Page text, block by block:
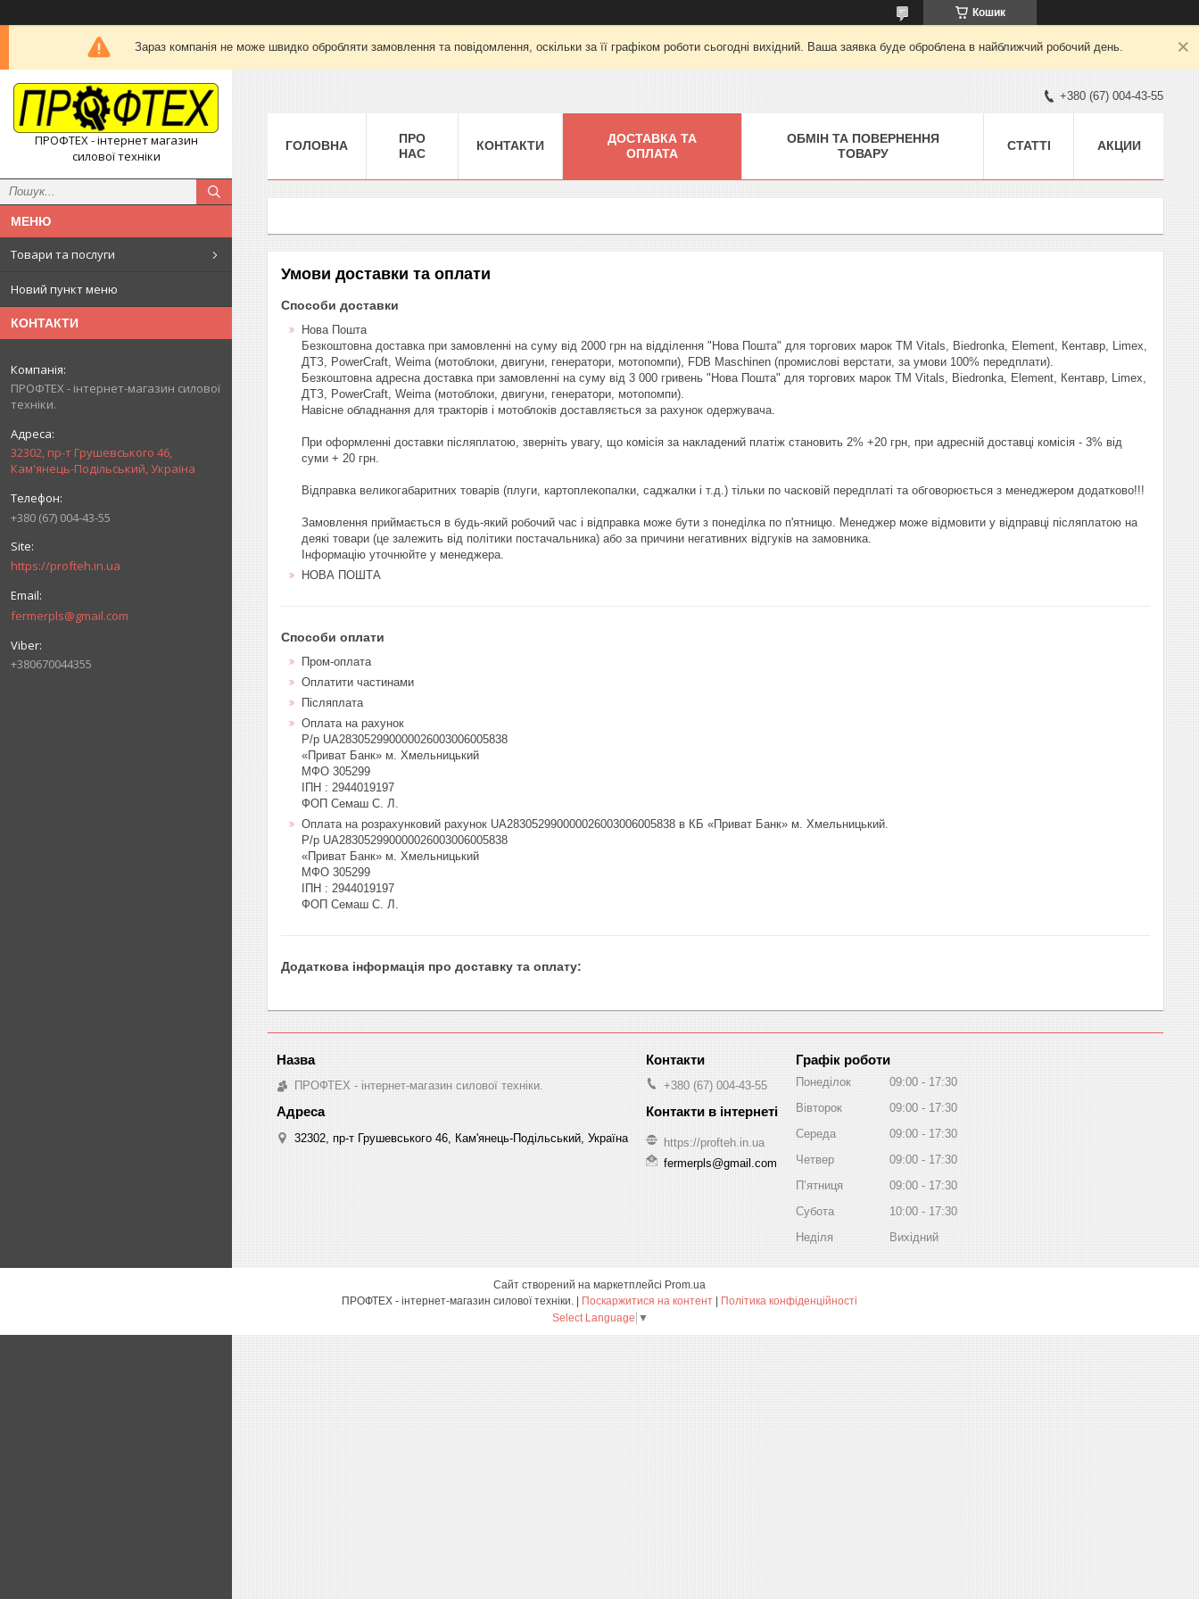
Кошик
Зараз компанія не може швидко обробляти замовлення та повідомлення, оскільки за її графіком роботи сьогодні вихідний. Ваша заявка буде оброблена в найближчий робочий день.
ПРОФТЕХ - інтернет магазин
силової техніки
Товари та послуги
Новий пункт меню
КОНТАКТИ
ПРОФТЕХ - інтернет-магазин силової
техніки.
32302, пр-т Грушевського 46,
Кам'янець-Подільський, Україна
+380 (67) 004-43-55
https://profteh.in.ua
fermerpls@gmail.com
+380670044355
+380 (67) 004-43-55
ГОЛОВНА
ПРО
НАС
КОНТАКТИ
ДОСТАВКА ТА
ОПЛАТА
ОБМІН ТА ПОВЕРНЕННЯ
ТОВАРУ
СТАТТІ АКЦИИ
Умови доставки та оплати
Способи доставки
Нова Пошта
Безкоштовна доставка при замовленні на суму від 2000 грн на відділення "Нова Пошта" для торгових марок ТМ Vitals, Biedronka, Element, Кентавр, Limex,
ДТЗ, PowerCraft, Weima (мотоблоки, двигуни, генератори, мотопомпи), FDB Maschinen (промислові верстати, за умови 100% передплати).
Безкоштовна адресна доставка при замовленні на суму від 3 000 гривень "Нова Пошта" для торгових марок ТМ Vitals, Biedronka, Element, Кентавр, Limex,
ДТЗ, PowerCraft, Weima (мотоблоки, двигуни, генератори, мотопомпи).
Навісне обладнання для тракторів і мотоблоків доставляється за рахунок одержувача.
При оформленні доставки післяплатою, зверніть увагу, що комісія за накладений платіж становить 2% +20 грн, при адресній доставці комісія - 3% від
суми + 20 грн.
Відправка великогабаритних товарів (плуги, картоплекопалки, саджалки і т.д.) тільки по часковій передплаті та обговорюється з менеджером додатково!!!
Замовлення приймається в будь-який робочий час і відправка може бути з понеділка по п'ятницю. Менеджер може відмовити у відправці післяплатою на
деякі товари (це залежить від політики постачальника) або за причини негативних відгуків на замовника.
Інформацію уточнюйте у менеджера.
НОВА ПОШТА
Способи оплати
Пром-оплата
Оплатити частинами
Післяплата
Оплата на рахунок
Р/р UA283052990000026003006005838
«Приват Банк» м. Хмельницький
МФО 305299
ІПН : 2944019197
ФОП Семаш С. Л.
Оплата на розрахунковий рахунок UA283052990000026003006005838 в КБ «Приват Банк» м. Хмельницький.
Р/р UA283052990000026003006005838
«Приват Банк» м. Хмельницький
МФО 305299
ІПН : 2944019197
ФОП Семаш С. Л.
ПРОФТЕХ - інтернет-магазин силової техніки.
32302, пр-т Грушевського 46, Кам'янець-Подільський, Україна
+380 (67) 004-43-55
https://profteh.in.ua
fermerpls@gmail.com
Графік роботи
Понеділок 09:00
17:30
Вівторок
09:00
17:30
Середа
09:00
17:30
Четвер
09:00
17:30
Пʼятниця
09:00
17:30
Субота
10:00
17:30
Неділя
Вихідний
Сайт створений на маркетплейсі Prom.ua
Поскаржитися на контент
Політика конфіденційності
Select Language ▼